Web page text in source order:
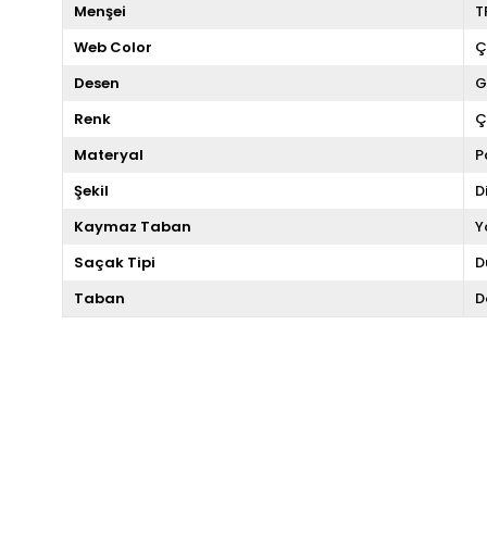
Menşei
Web Color
Desen
Renk
Materyal
Şekil
Kaymaz Taban
Saçak Tipi
Taban